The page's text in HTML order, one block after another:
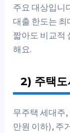
주요 대상입니
대출 한도는
짧아도 비교적
해요.
2) 주택
무주택 세대주
만원 이하), 주